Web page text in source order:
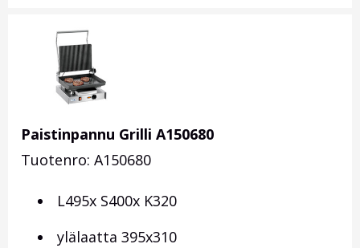
Paistinpannu Grilli A150680
Tuotenro: A150680
L495x S400x K320
ylälaatta 395x310